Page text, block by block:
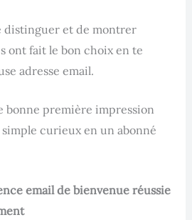
distinguer et de montrer
ont fait le bon choix en te
adresse email.
bonne première impression
curieux en un abonné
email de bienvenue réussie